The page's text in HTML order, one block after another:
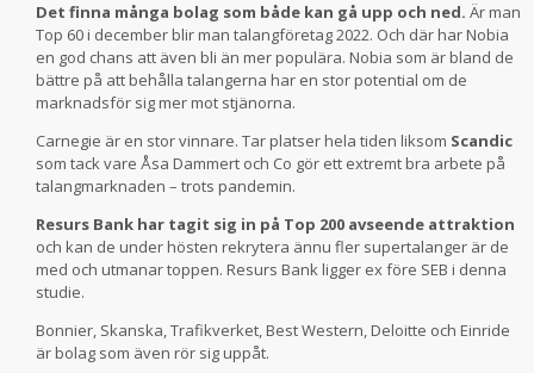
Det finna många bolag som både kan gå upp och ned. Är man
Top 60 i december blir man talangföretag 2022. Och där har Nobia
en god chans att även bli än mer populära. Nobia som är bland de
bättre på att behålla talangerna har en stor potential om de
marknadsför sig mer mot stjänorna.
Carnegie är en stor vinnare. Tar platser hela tiden liksom Scandic
som tack vare Åsa Dammert och Co gör ett extremt bra arbete på
talangmarknaden – trots pandemin.
Resurs Bank har tagit sig in på Top 200 avseende attraktion
och kan de under hösten rekrytera ännu fler supertalanger är de
med och utmanar toppen. Resurs Bank ligger ex före SEB i denna
studie.
Bonnier, Skanska, Trafikverket, Best Western, Deloitte och Einride
är bolag som även rör sig uppåt.